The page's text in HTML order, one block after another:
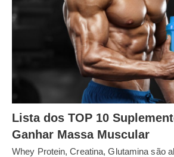
Lista dos TOP 10
Ganhar Massa Muscular
Whey Protein, Creatina, Glutamina são